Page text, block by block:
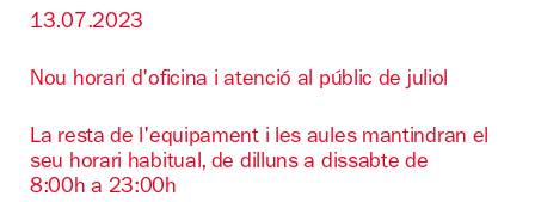
13.07.2023
Nou horari d'oficina i atenció al públic de juliol
La resta de l'equipament i les aules mantindran el
seu horari habitual, de dilluns a dissabte de
8:00h a 23:00h